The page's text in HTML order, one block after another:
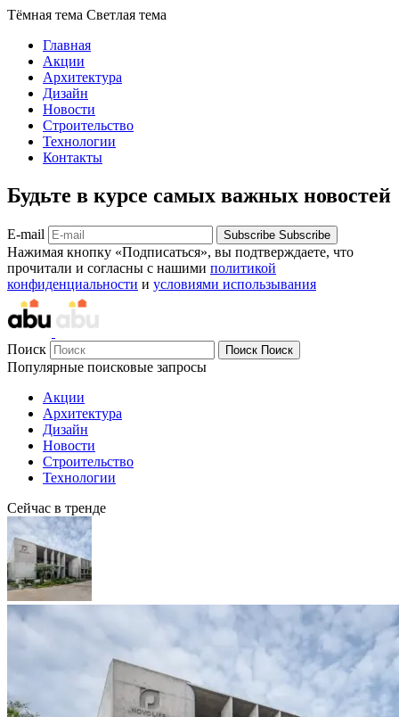
Тёмная тема Светлая тема
Главная
Акции
Архитектура
Дизайн
Новости
Строительство
Технологии
Контакты
Будьте в курсе самых важных новостей
E-mail Subscribe Subscribe
Нажимая кнопку «Подписаться», вы подтверждаете, что
прочитали и согласны с нашими политикой
конфиденциальности и условиями использывания
Поиск Поиск Поиск
Популярные поисковые запросы
Акции
Архитектура
Дизайн
Новости
Строительство
Технологии
Сейчас в тренде